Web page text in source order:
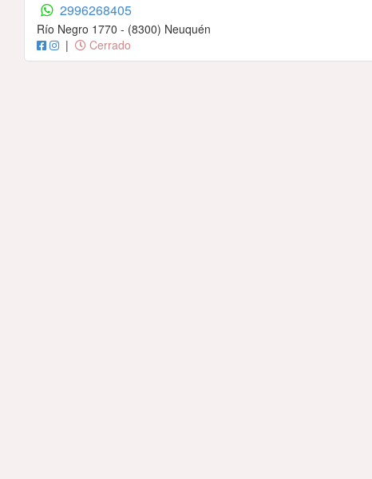
2996268405
Río Negro 1770 - (8300) Neuquén
|
Cerrado